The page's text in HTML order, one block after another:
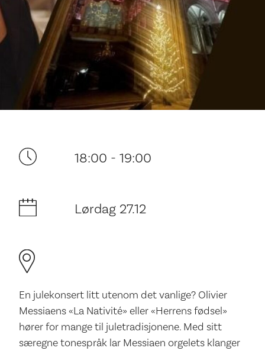
Ditt besøk
18:00 - 19:00
Lørdag 27.12
En julekonsert litt utenom det vanlige? Olivier
Messiaens «La Nativité» eller «Herrens fødsel»
hører for mange til juletradisjonene. Med sitt
særegne tonespråk lar Messiaen orgelets klanger